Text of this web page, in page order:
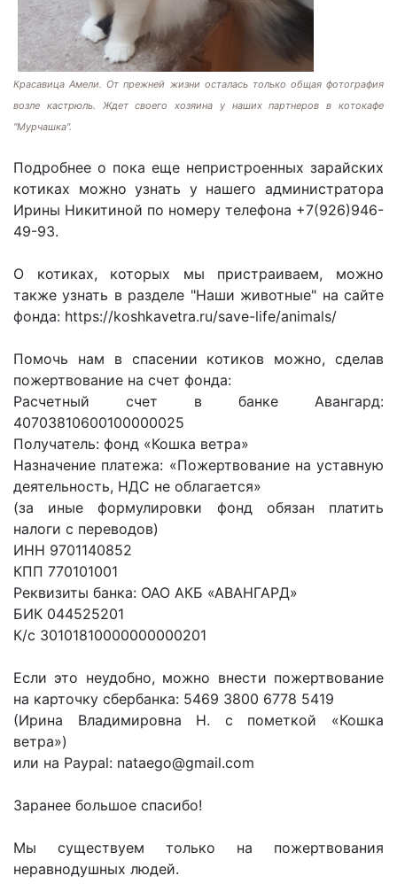
Красавица Амели. От прежней жизни осталась только общая фотография
возле кастрюль. Ждет своего хозяина у наших партнеров в котокафе
"Мурчашка".
Подробнее о пока еще непристроенных зарайских
котиках можно узнать у нашего администратора
Ирины Никитиной по номеру телефона +7(926)946-
49-93.
О котиках, которых мы пристраиваем, можно
также узнать в разделе "Наши животные" на сайте
фонда: https://koshkavetra.ru/save-life/animals/
Помочь нам в спасении котиков можно, сделав
пожертвование на счет фонда:
Расчетный счет в банке Авангард:
40703810600100000025
Получатель: фонд «Кошка ветра»
Назначение платежа: «Пожертвование на уставную
деятельность, НДС не облагается»
(за иные формулировки фонд обязан платить
налоги с переводов)
ИНН 9701140852
КПП 770101001
Реквизиты банка: ОАО АКБ «АВАНГАРД»
БИК 044525201
К/с 30101810000000000201
Если это неудобно, можно внести пожертвование
на карточку сбербанка: 5469 3800 6778 5419
(Ирина Владимировна Н. с пометкой «Кошка
ветра»)
или на Paypal: nataego@gmail.com
Заранее большое спасибо!
Мы существуем только на пожертвования
неравнодушных людей.